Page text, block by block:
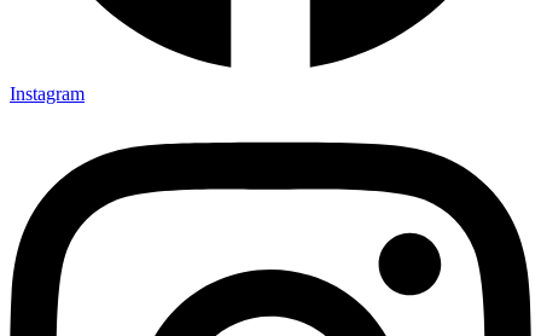
Instagram